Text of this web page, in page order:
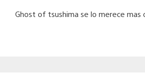
Ghost of tsushima se lo merece mas